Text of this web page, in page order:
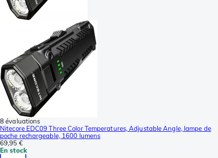
8 évaluations
Nitecore EDC09 Three Color Temperatures, Adjustable Angle, lampe de
poche rechargeable, 1600 lumens
69,95 €
En stock